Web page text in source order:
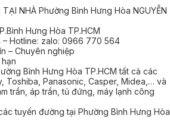
TẠI NHÀ Phường Bình Hưng Hòa NGUYỄN
Hưng Hòa TP.HCM
Hotline: zalo: 0966 770 564
– Chuyên nghiệp
Bình Hưng Hòa TP.HCM tất cả các
Toshiba, Panasonic, Casper, Midea,… và
trần, áp trần, tủ đứng, máy lạnh công
tuyến đường tại Phường Bình Hưng Hòa